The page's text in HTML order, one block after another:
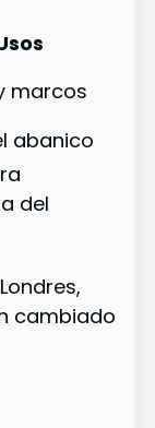
marcos
abanico
del
cambiado